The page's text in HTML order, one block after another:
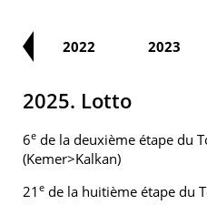
2022 2023
2025. Lotto
6e de la deuxième étape du
(Kemer>Kalkan)
21 e de la huitième étape du